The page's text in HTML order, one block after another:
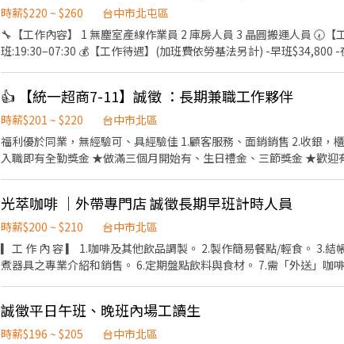
時薪$220 ~ $260
台中市北屯區
🔧【工作內容】 1 無塵室產線作業員 2 庫房人員 3 晶圓搬運人員 🕢
班:19:30–07:30 💰【工作待遇】(加班費依勞基法另計) -早班
車。 -【廠區地點】-台中市后里區三豐路四段 --------------------⬇️應徵方式⬇️------------------------- 📩 【火速卡位應徵流
程】 ➊ 點擊填寫廠商制式履歷（1分鐘完成，快速安排送審）：
核，敏感欄位（身分證/詳細地址）錄取前皆可先不填！ ➋加入留言： 👉https://lin.ee/
導體大廠」💥
👍 【統一超商7-11】誠徵 ：長期兼職工作夥伴
時薪$201 ~ $220
台中市北區
福利優於同業，無經驗可、具經驗佳 1.顧客服務、面銷銷售 2.收銀，櫃台、店內物品陳列擺放 3.需能配合排班協調 ★穩定排班，
入職即有全勤獎
光萃咖啡 ｜外帶專門店 誠徵長期早班計時人員
時薪$200 ~ $210
台中市北區
▎工 作 內 容 ▎ 1.咖啡及其他飲品調製。 2.製作簡易餐點/輕食。 3.結
煮器具之專業介紹和銷售。 6.定期盤點飲料與食材。 7.需「外送」咖啡 8.需要有咖啡廳經驗 光萃
誠徵平日午班、晚班內場工讀生
時薪$196 ~ $205
台中市北區